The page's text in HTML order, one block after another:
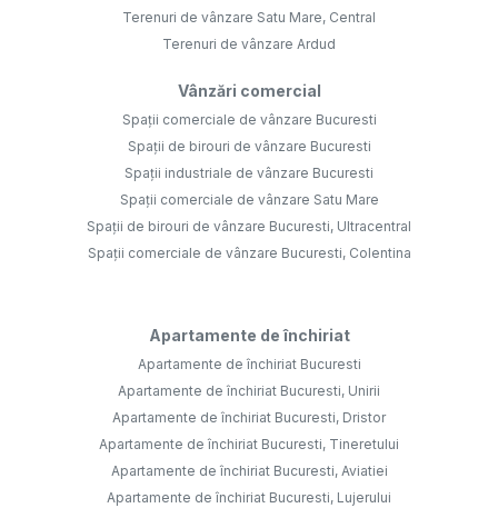
Terenuri de vânzare Satu Mare, Central
Terenuri de vânzare Ardud
Vânzări comercial
Spații comerciale de vânzare Bucuresti
Spații de birouri de vânzare Bucuresti
Spații industriale de vânzare Bucuresti
Spații comerciale de vânzare Satu Mare
Spații de birouri de vânzare Bucuresti, Ultracentral
Spații comerciale de vânzare Bucuresti, Colentina
Apartamente de închiriat
Apartamente de închiriat Bucuresti
Apartamente de închiriat Bucuresti, Unirii
Apartamente de închiriat Bucuresti, Dristor
Apartamente de închiriat Bucuresti, Tineretului
Apartamente de închiriat Bucuresti, Aviatiei
Apartamente de închiriat Bucuresti, Lujerului